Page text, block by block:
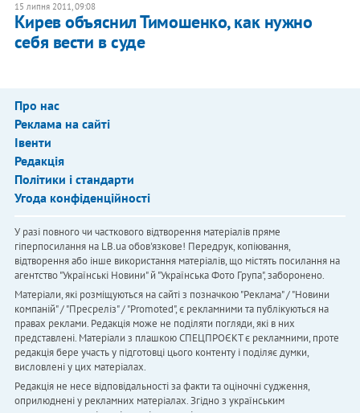
15 липня 2011, 09:08
Кирев объяснил Тимошенко, как нужно
себя вести в суде
Про нас
Реклама на сайті
Івенти
Редакція
Політики і стандарти
Угода конфіденційності
У разі повного чи часткового відтворення матеріалів пряме
гіперпосилання на LB.ua обов'язкове! Передрук, копіювання,
відтворення або інше використання матеріалів, що містять посилання на
агентство "Українськi Новини" й "Українська Фото Група", заборонено.
Матеріали, які розміщуються на сайті з позначкою "Реклама" / "Новини
компаній" / "Пресреліз" / "Promoted", є рекламними та публікуються на
правах реклами. Редакція може не поділяти погляди, які в них
представлені. Матеріали з плашкою СПЕЦПРОЄКТ є рекламними, проте
редакція бере участь у підготовці цього контенту і поділяє думки,
висловлені у цих матеріалах.
Редакція не несе відповідальності за факти та оціночні судження,
оприлюднені у рекламних матеріалах. Згідно з українським